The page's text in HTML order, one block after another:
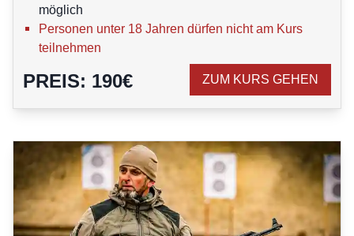
möglich
Personen unter 18 Jahren dürfen nicht am Kurs
teilnehmen
PREIS: 190€ ZUM KURS GEHEN